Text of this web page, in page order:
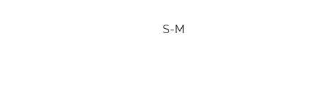
S-M